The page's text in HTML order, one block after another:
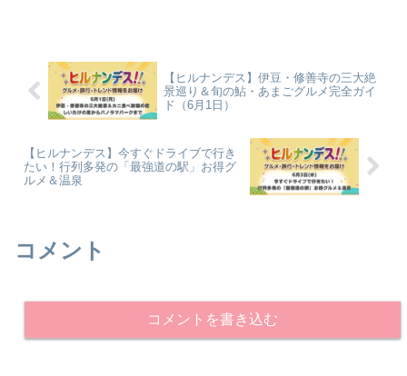
【ヒルナンデス】伊豆・修善寺の三大絶
景巡り＆旬の鮎・あまごグルメ完全ガイ
ド（6月1日）
【ヒルナンデス】今すぐドライブで行き
たい！行列多発の「最強道の駅」お得グ
ルメ＆温泉
コメント
コメントを書き込む